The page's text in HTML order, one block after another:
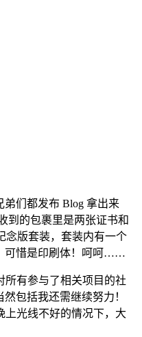
们都发布 Blog 拿出来
到的包裹里是两张证书和
念版套装，套装内有一个
可惜是印刷体！呵呵……
有参与了相关项目的社
包括我还需继续努力！
上光线不好的情况下，大